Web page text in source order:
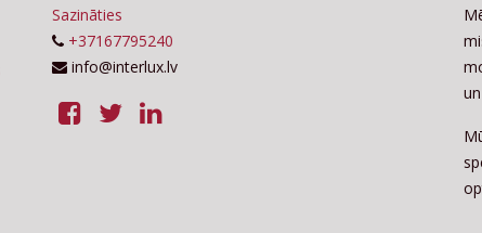
Sazināties
+37167795240
info@interlux.lv